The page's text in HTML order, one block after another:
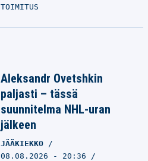
TOIMITUS
Aleksandr Ovetshkin
paljasti – tässä
suunnitelma NHL-uran
jälkeen
JÄÄKIEKKO
08.08.2026 - 20:36